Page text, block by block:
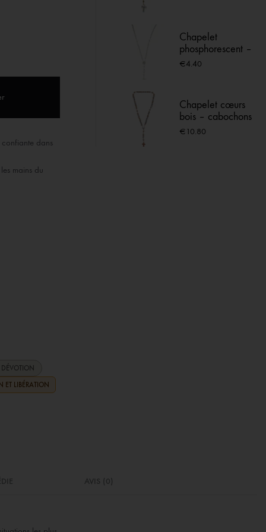
dans
mains du
DÉVOTION
ET LIBÉRATION
Chapelet
phosphorescent –
Vierge de Lourdes
€4.40
Chapelet cœurs
bois – cabochons
marials et croix
€10.80
AVIS (0)